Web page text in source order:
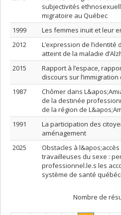
subjectivités
migratoire au Québec
1999
Les femmes inuit et leur
2012
L’expression de
atteint de la maladie
2015
Rapport à l’espace,
discours sur
1987
Chômer dans
de la destinée
de la région de
1991
La participation des
aménagement
2025
Obstacles à
travailleuses du sexe :
professionnel.le.s les
système de santé
Nombre de